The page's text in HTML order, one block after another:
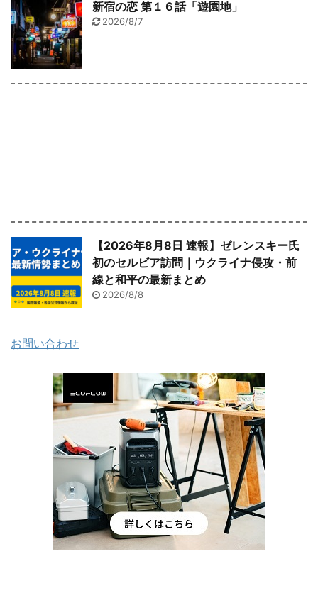
新宿の恋 第１６話「遊園地」
2026/8/7
【2026年8月8日 速報】ゼレンスキー氏
初のセルビア訪問｜ウクライナ侵攻・前
線と和平の最新まとめ
2026/8/8
お問い合わせ